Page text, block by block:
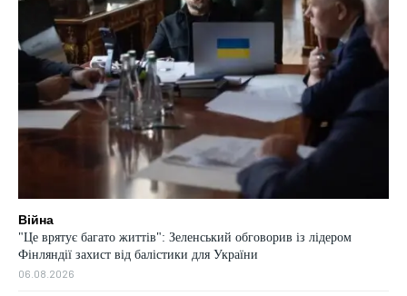
Війна
"Це врятує багато життів": Зеленський обговорив із лідером
Фінляндії захист від балістики для України
06.08.2026